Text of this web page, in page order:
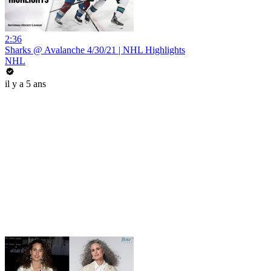
2:36
Sharks @ Avalanche 4/30/21 | NHL Highlights
NHL
il y a 5 ans